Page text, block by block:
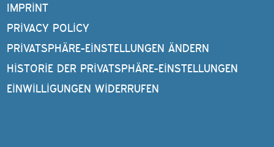
IMPRINT
PRIVACY POLICY
PRIVATSPHÄRE-EINSTELLUNGEN ÄNDERN
HISTORIE DER PRIVATSPHÄRE-EINSTELLUNGEN
EINWILLIGUNGEN WIDERRUFEN